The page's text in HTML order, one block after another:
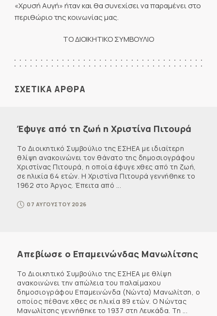
«Χρυσή Αυγή» ήταν και θα συνεχίσει να παραμένει στο
περιθώριο της κοινωνίας μας.
ΤΟ ΔΙΟΙΚΗΤΙΚΟ ΣΥΜΒΟΥΛΙΟ
ΣΧΕΤΙΚΑ ΑΡΘΡΑ
Έφυγε από τη ζωή η Χριστίνα Πιτουρά
Το Διοικητικό Συμβούλιο της ΕΣΗΕΑ με ιδιαίτερη
θλίψη ανακοινώνει τον θάνατο της δημοσιογράφου
Χριστίνας Πιτουρά, η οποία έφυγε χθες από τη ζωή,
σε ηλικία 64 ετών. Η Χριστίνα Πιτουρά γεννήθηκε το
1962 στο Άργος. Έπειτα από ...
07 ΑΥΓΟΥΣΤΟΥ 2026
Απεβίωσε ο Επαμεινώνδας Μανωλίτσης
Το Διοικητικό Συμβούλιο της ΕΣΗΕΑ με θλίψη
ανακοινώνει την απώλεια του παλαίμαχου
δημοσιογράφου Επαμεινώνδα (Νώντα) Μανωλίτση, ο
οποίος πέθανε χθες σε ηλικία 89 ετών. Ο Νώντας
Μανωλίτσης γεννήθηκε το 1937 στη Λευκάδα. Τη ...